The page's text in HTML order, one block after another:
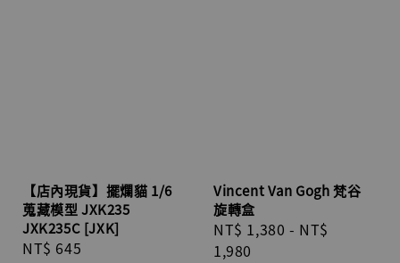
【店內現貨】擺爛貓 1/6
蒐藏模型 JXK235
JXK235C [JXK]
Regular
NT$ 645
Vincent Van Gogh 梵谷
旋轉盒
Regular
price
NT$ 1,380 - NT$
1,980